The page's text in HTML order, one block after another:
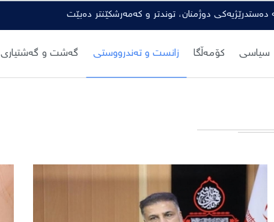
دوژمنان، توندتر و کەمەرشکێنتر دەبێت
سیاسی کۆمەڵگا زانست و تەندرووستی گەشت و گەشتیاری